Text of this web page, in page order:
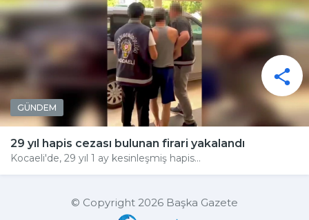
GÜNDEM
29 yıl hapis cezası bulunan firari yakalandı
Kocaeli'de, 29 yıl 1 ay kesinleşmiş hapis...
© Copyright 2026 Başka Gazete